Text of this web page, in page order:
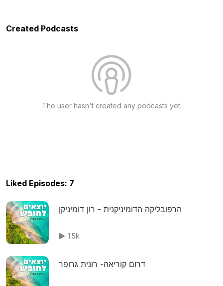
Created Podcasts
The user hasn't created any podcasts yet.
Liked Episodes: 7
הרפובליקה הדומיניקנית - רון דומיניקן
1.5k
דרום קוריאה- רונית גרופר